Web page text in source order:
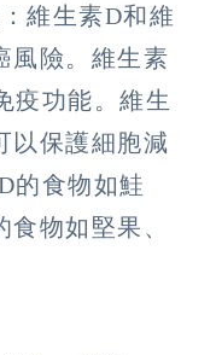
維生素D和維
風險。維生素
疫功能。維生
以保護細胞減
的食物如鮭
物如堅果、